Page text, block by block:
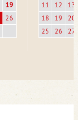
19
26
11
12
13
18
19
20
25
26 27